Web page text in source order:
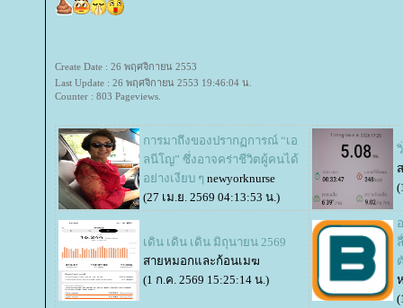
Create Date : 26 พฤศจิกายน 2553
Last Update : 26 พฤศจิกายน 2553 19:46:04 น.
Counter : 803 Pageviews.
การมาถึงของปรากฏการณ์ “เอ
ลนีโญ” ซึ่งอาจคร่าชีวิตผู้คนได้
อย่างเงียบ ๆ newyorknurse
(27 เม.ย. 2569 04:13:53 น.)
เดิน เดิน เดิน มิถุนายน 2569
สายหมอกและก้อนเมฆ
(1 ก.ค. 2569 15:25:14 น.)